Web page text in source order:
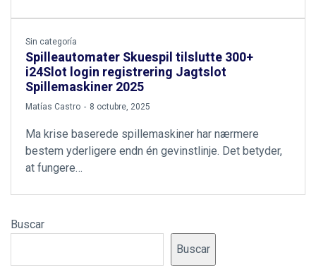
Sin categoría
Spilleautomater Skuespil tilslutte 300+
i24Slot login registrering Jagtslot
Spillemaskiner 2025
by
Matías Castro 8 octubre, 2025
Ma krise baserede spillemaskiner har nærmere
bestem yderligere endn én gevinstlinje. Det betyder,
at fungere…
Buscar
Buscar